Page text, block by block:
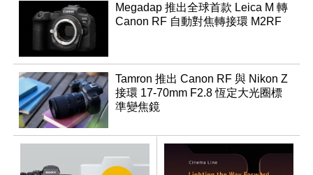
Megadap 推出全球首款 Leica M 轉
Canon RF 自動對焦轉接環 M2RF
Tamron 推出 Canon RF 與 Nikon Z
接環 17-70mm F2.8 恆定大光圈標
準變焦鏡